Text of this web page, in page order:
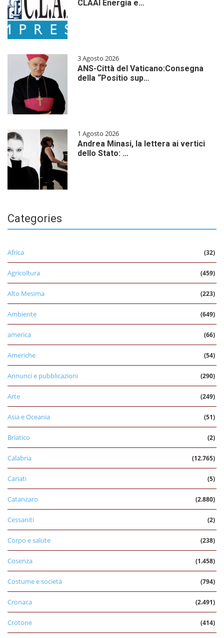
CLAAI Energia e…
3 Agosto 2026
ANS-Città del Vaticano:Consegna
della “Positio sup…
1 Agosto 2026
Andrea Minasi, la lettera ai vertici
dello Stato: …
Categories
Africa (32)
Agricoltura (459)
Alto Mesima (223)
Ambiente (649)
america (66)
Americhe (54)
Annunci e pubblicazioni (290)
Arte (249)
Asia e Oceania (51)
Briatico (2)
Calabria (12.765)
Cariati (5)
Catanzaro (2.880)
Cessaniti (2)
Corpo e salute (238)
Cosenza (1.458)
Costume e società (794)
Cronaca (2.491)
Crotone (414)